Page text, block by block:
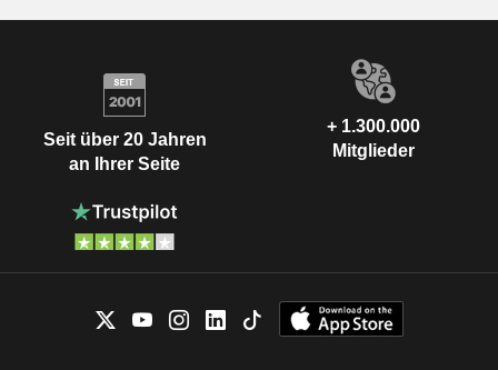
Seit über 20 Jahren
an Ihrer Seite
+ 1.300.000
Mitglieder